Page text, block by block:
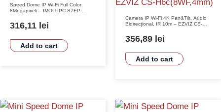
Speed Dome IP Wi-Fi Full Color
8Megapixeli – IMOU IPC-S7EP-
316,11 lei
Add to cart
Camera IP Wi-Fi 4K Pan&Tilt, Audio
Bidirecțional, IR 10m – EZVIZ CS-
356,89 lei
Add to cart